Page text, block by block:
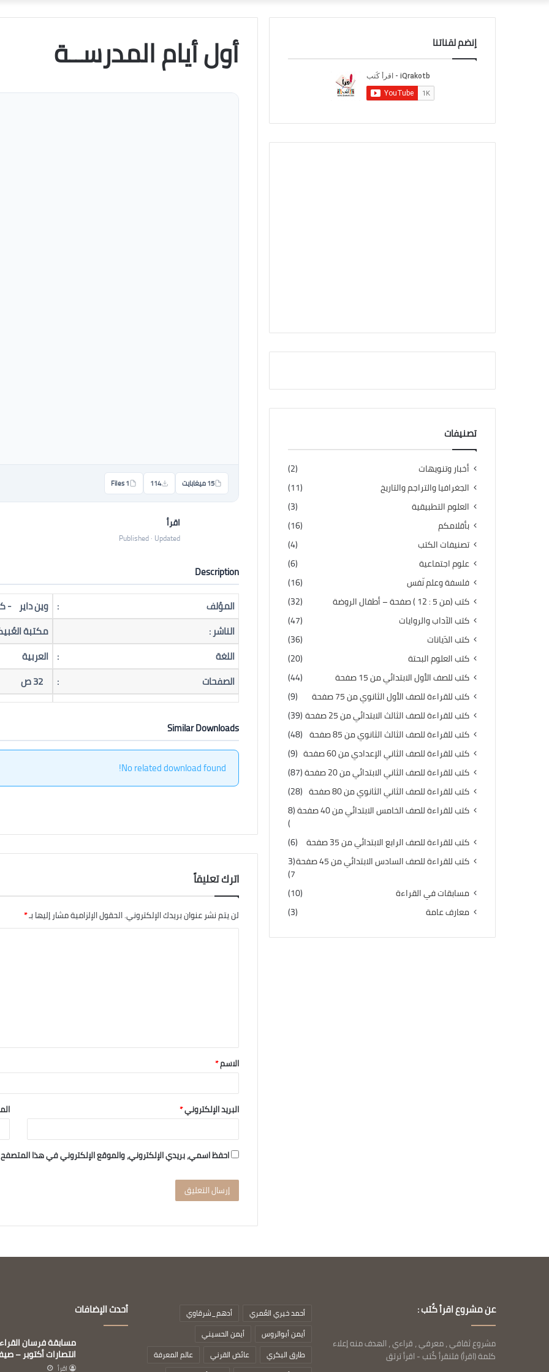
أول أيام المدرســة
15 ميغابايت 114
1 Files
اقرأ
Published · Updated
Description
المؤلف
: وين داير -
الناشر :
مكتبة
اللغة
: العربية
الصفحات
:
Similar Downloads
No related download found!
اترك تعليقاً
لن يتم نشر عنوان بريدك الإلكتروني.الحقول الإلزامية مشار إليها بـ*
الاسم*
البريد الإلكتروني*
احفظ اسمي، بريدي الإلكتروني، والموقع الإلكتروني في هذا
إنضم لقناتنا
تصنيفات
أخبار وتنويهات
(2)
الجغرافيا والتراجم والتاريخ
(11)
العلوم التطبيقية
(3)
بأقلامكم
(16)
تصنيفات الكتب
(4)
علوم اجتماعية
(6)
فلسفة وعلم نّفس
(16)
كتب (من 5 : 12 ) صفحة – أطفال الروضة
(32)
كتب الآداب والروايات
(47)
كتب الدّيانات
(36)
كتب العلوم البحتة
(20)
كتب للصف الأول الابتدائي من 15 صفحة
(44)
كتب للقراءة للصف الأول الثانوي من 75 صفحة
(9)
كتب للقراءة للصف الثالث الابتدائي من 25 صفحة
(39)
كتب للقراءة للصف الثالث الثانوي من 85 صفحة
(48)
كتب للقراءة للصف الثاني الإعدادي من 60 صفحة
(9)
كتب للقراءة للصف الثاني الابتدائي من 20 صفحة
(87)
كتب للقراءة للصف الثاني الثانوي من 80 صفحة
(28)
كتب للقراءة للصف الخامس الابتدائي من 40 صفحة
(8
)
كتب للقراءة للصف الرابع الابتدائي من 35 صفحة
(6)
كتب للقراءة للصف السادس الابتدائي من 45 صفحة
(3
7)
مسابقات في القراءة
(10)
معارف عامة
(3)
عن مشروع اقرأ كُتب :
مشروع ثقافي ، معرفي ، قراءي ، الهدف منه إعلاء
كلمة (اقرأ) فلنقرأ كُتب - اقرأ ترتق
أحمد خيري العُمري
أدهم_شرقاوي
أيمن أبوالروس
أيمن الحسيني
طارق البكري
عائض القرني
عالم المعرفة
أحدث الإضافات
مسابقة فرسان
انتصارات أكتوبر – صيف
اقرأ